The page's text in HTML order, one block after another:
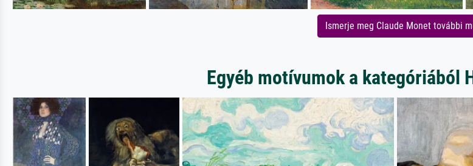
Ismerje meg Claude Monet további
Egyéb motívumok a kategóriából